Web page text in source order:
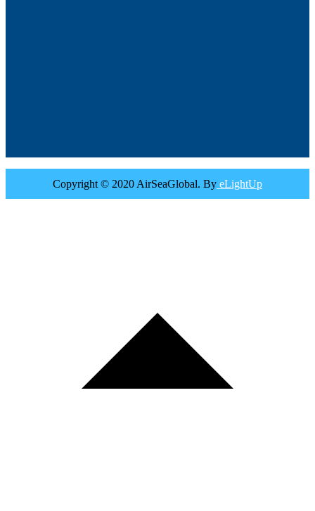
Copyright © 2020 AirSeaGlobal. By eLightUp